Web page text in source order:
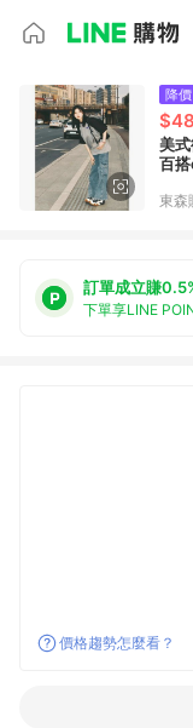
降價
美
百
東森
訂單成立賺
下單享LINE
價格趨勢怎麼看？